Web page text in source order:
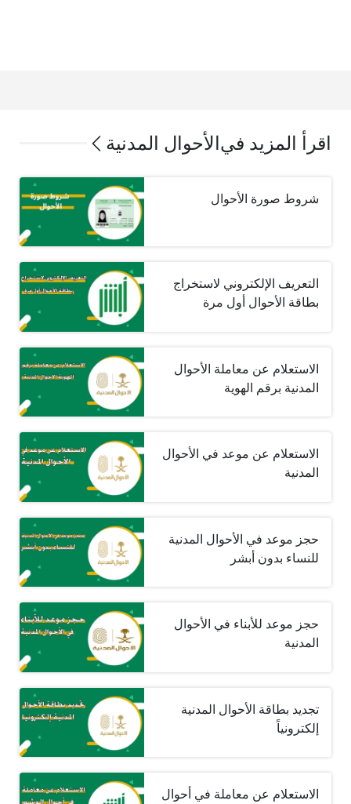
اقرأ المزيد في الأحوال المدنية
شروط صورة الأحوال
التعريف الإلكتروني لاستخراج
بطاقة الأحوال أول مرة
الاستعلام عن معاملة الأحوال
المدنية برقم الهوية
الاستعلام عن موعد في الأحوال
المدنية
حجز موعد في الأحوال المدنية
للنساء بدون أبشر
حجز موعد للأبناء في الأحوال
المدنية
تجديد بطاقة الأحوال المدنية
إلكترونياً
الاستعلام عن معاملة في أحوال